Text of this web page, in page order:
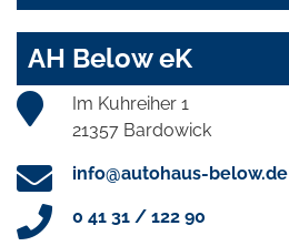
AH Below eK
Im Kuhreiher 1
21357 Bardowick
info@autohaus-below.de
0 41 31 / 122 90